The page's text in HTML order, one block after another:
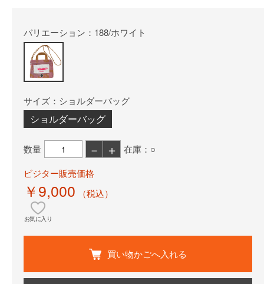
バリエーション：188/ホワイト
サイズ：ショルダーバッグ
ショルダーバッグ
数量 － ＋
在庫：○
ビジター販売価格
￥9,000 （税込）
お気に入り
買い物かごへ入れる